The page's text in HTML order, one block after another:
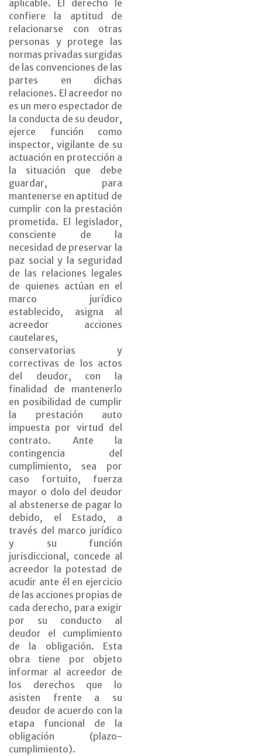
aplicable. El derecho le
confiere la aptitud de
relacionarse con otras
personas y protege las
normas privadas surgidas
de las convenciones de las
partes en dichas
relaciones. El acreedor no
es un mero espectador de
la conducta de su deudor,
ejerce función como
inspector, vigilante de su
actuación en protección a
la situación que debe
guardar, para
mantenerse en aptitud de
cumplir con la prestación
prometida. El legislador,
consciente de la
necesidad de preservar la
paz social y la seguridad
de las relaciones legales
de quienes actúan en el
marco jurídico
establecido, asigna al
acreedor acciones
cautelares,
conservatorias y
correctivas de los actos
del deudor, con la
finalidad de mantenerlo
en posibilidad de cumplir
la prestación auto
impuesta por virtud del
contrato. Ante la
contingencia del
cumplimiento, sea por
caso fortuito, fuerza
mayor o dolo del deudor
al abstenerse de pagar lo
debido, el Estado, a
través del marco jurídico
y su función
jurisdiccional, concede al
acreedor la potestad de
acudir ante él en ejercicio
de las acciones propias de
cada derecho, para exigir
por su conducto al
deudor el cumplimiento
de la obligación. Esta
obra tiene por objeto
informar al acreedor de
los derechos que lo
asisten frente a su
deudor de acuerdo con la
etapa funcional de la
obligación (plazo-
cumplimiento).